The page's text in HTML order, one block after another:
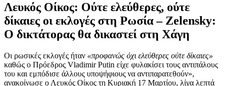
Λευκός Οίκος: Ούτε ελεύθερες, ούτε
δίκαιες οι εκλογές στη Ρωσία – Zelensky:
Ο δικτάτορας θα δικαστεί στη Χάγη
Οι ρωσικές εκλογές ήταν «προφανώς όχι ελεύθερες ούτε δίκαιες»
καθώς ο Πρόεδρος Vladimir Putin είχε φυλακίσει τους αντιπάλους
του και εμπόδισε άλλους υποψήφιους να αντιπαρατεθούν»,
ανακοίνωσε ο Λευκός Οίκος τη Κυριακή 17 Μαρτίου, λίγα λεπτά